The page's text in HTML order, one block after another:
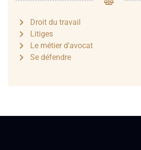
Droit du travail
Litiges
Le métier d'avocat
Se défendre